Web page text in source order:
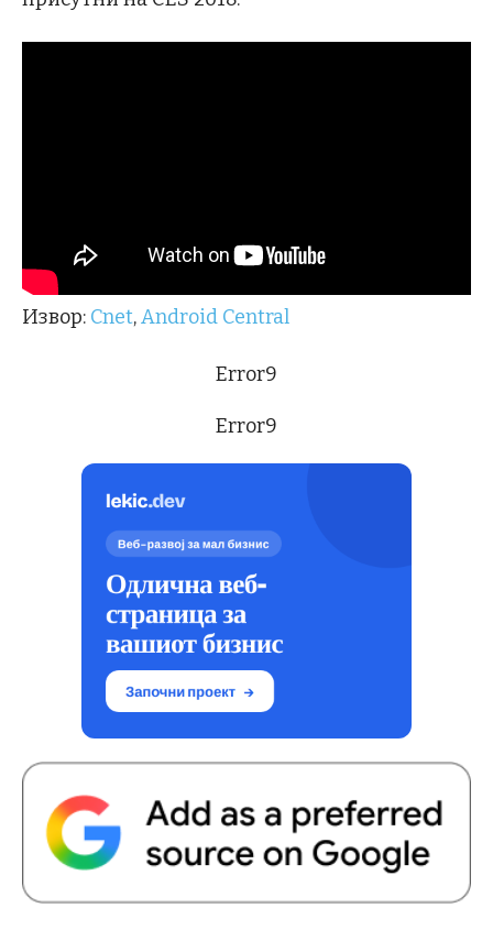
Извор: Cnet,Android Central
Error9
Error9